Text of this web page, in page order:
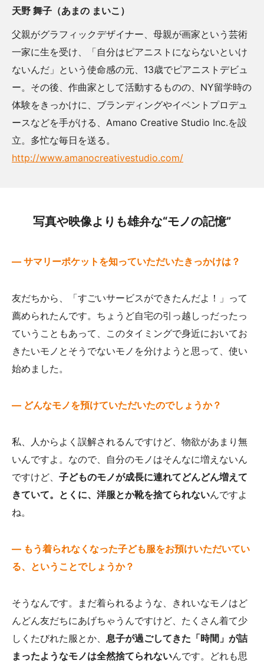
天野 舞子（あまの まいこ）
父親がグラフィックデザイナー、母親が画家という芸術
一家に生を受け、「自分はピアニストにならないといけ
ないんだ」という使命感の元、13歳でピアニストデビュ
ー。その後、作曲家として活動するものの、NY留学時の
体験をきっかけに、ブランディングやイベントプロデュ
ースなどを手がける、Amano Creative Studio Inc.を設
立。多忙な毎日を送る。
http://www.amanocreativestudio.com/
写真や映像よりも雄弁な“モノの記憶”
— サマリーポケットを知っていただいたきっかけは？
友だちから、「すごいサービスができたんだよ！」って
薦められたんです。ちょうど自宅の引っ越しっだったっ
ていうこともあって、このタイミングで身近においてお
きたいモノとそうでないモノを分けようと思って、使い
始めました。
— どんなモノを預けていただいたのでしょうか？
私、人からよく誤解されるんですけど、物欲があまり無
いんですよ。なので、自分のモノはそんなに増えないん
ですけど、 子どものモノが成長に連れてどんどん増えて
きていて。とくに、洋服とか靴を捨てられないんですよ
ね。
— もう着られなくなった子ども服をお預けいただいてい
る、ということでしょうか？
そうなんです。まだ着られるような、きれいなモノはど
んどん友だちにあげちゃうんですけど、たくさん着て少
しくたびれた服とか、 息子が過ごしてきた「時間」が詰
まったようなモノは全然捨てられないんです。どれも思